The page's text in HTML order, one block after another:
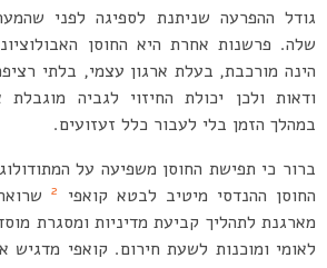
גודל ההפרעה שניתנת לספיגה לפני
שלה. פרשנות אחרת היא החוסן
הינה מורכבת, בעלת ארגון עצמי, בלתי
ודאות ולכן יכולת החיזוי לגביה
במהלך הזמן בלי לעבור כלל זעזועים.
ברור כי תפישת החוסן משפיעה על
החוסן ההנדסי מיטיב לבטא קואפי
2
מארגנת לתהליך קביעת מדיניות ומסגרת
לאומי ומוכנות לשעת חירום. קואפי